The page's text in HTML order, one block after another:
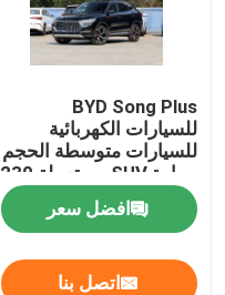
BYD Song Plus
للسيارات الكهربائية
للسيارات متوسطة الحجم
سيارة SUV مستعملة 230
كم / ساعة
افضل سعر
اتصل بنا